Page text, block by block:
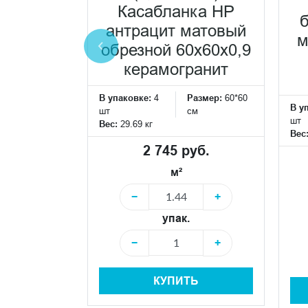
Касабланка HP
антрацит матовый
обрезной 60x60x0,9
керамогранит
В упаковке: 4
шт
Размер: 60*60
см
Вес: 29.69 кг
2 745 руб.
м²
−
+
упак.
−
+
КУПИТЬ
В
шт
Вес: